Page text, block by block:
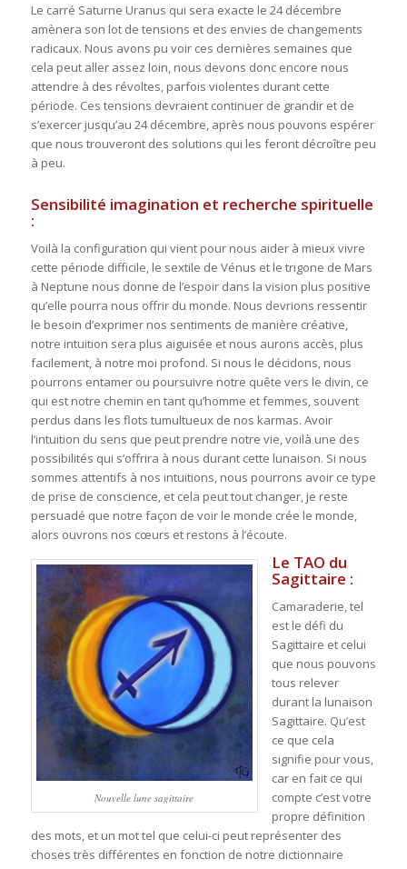
Le carré Saturne Uranus qui sera exacte le 24 décembre
amènera son lot de tensions et des envies de changements
radicaux. Nous avons pu voir ces dernières semaines que
cela peut aller assez loin, nous devons donc encore nous
attendre à des révoltes, parfois violentes durant cette
période. Ces tensions devraient continuer de grandir et de
s’exercer jusqu’au 24 décembre, après nous pouvons espérer
que nous trouveront des solutions qui les feront décroître peu
à peu.
Sensibilité imagination et recherche spirituelle
:
Voilà la configuration qui vient pour nous aider à mieux vivre
cette période difficile, le sextile de Vénus et le trigone de Mars
à Neptune nous donne de l’espoir dans la vision plus positive
qu’elle pourra nous offrir du monde. Nous devrions ressentir
le besoin d’exprimer nos sentiments de manière créative,
notre intuition sera plus aiguisée et nous aurons accès, plus
facilement, à notre moi profond. Si nous le décidons, nous
pourrons entamer ou poursuivre notre quête vers le divin, ce
qui est notre chemin en tant qu’homme et femmes, souvent
perdus dans les flots tumultueux de nos karmas. Avoir
l’intuition du sens que peut prendre notre vie, voilà une des
possibilités qui s’offrira à nous durant cette lunaison. Si nous
sommes attentifs à nos intuitions, nous pourrons avoir ce type
de prise de conscience, et cela peut tout changer, je reste
persuadé que notre façon de voir le monde crée le monde,
alors ouvrons nos cœurs et restons à l’écoute.
Nouvelle lune sagittaire
Le TAO du
Sagittaire :
Camaraderie, tel
est le défi du
Sagittaire et celui
que nous pouvons
tous relever
durant la lunaison
Sagittaire. Qu’est
ce que cela
signifie pour vous,
car en fait ce qui
compte c’est votre
propre définition
des mots, et un mot tel que celui-ci peut représenter des
choses très différentes en fonction de notre dictionnaire